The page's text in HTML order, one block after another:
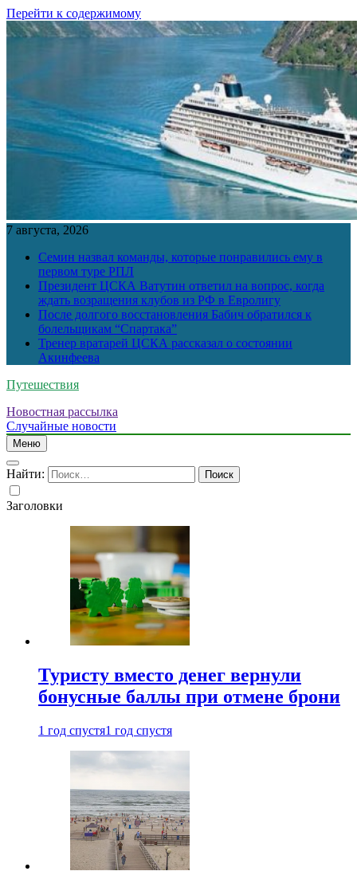
Перейти к содержимому
7 августа, 2026
Семин назвал команды, которые понравились ему в
первом туре РПЛ
Президент ЦСКА Ватутин ответил на вопрос, когда
ждать возращения клубов из РФ в Евролигу
После долгого восстановления Бабич обратился к
болельщикам “Спартака”
Тренер вратарей ЦСКА рассказал о состоянии
Акинфеева
Путешествия
Новостная рассылка
Случайные новости
Меню
Найти:
Заголовки
Туристу вместо денег вернули
бонусные баллы при отмене брони
1 год спустя1 год спустя